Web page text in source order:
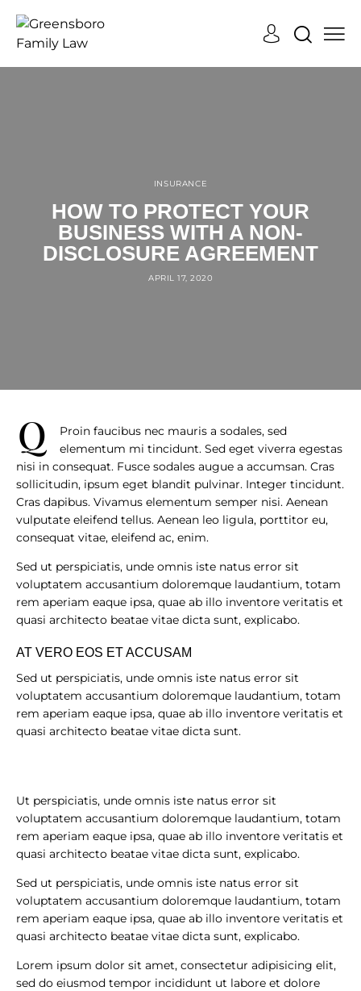
INSURANCE
HOW TO PROTECT YOUR
BUSINESS WITH A NON-
DISCLOSURE AGREEMENT
APRIL 17, 2020
q
Proin faucibus nec mauris a sodales, sed
elementum mi tincidunt. Sed eget viverra egestas
nisi in consequat. Fusce sodales augue a accumsan. Cras
sollicitudin, ipsum eget blandit pulvinar. Integer tincidunt.
Cras dapibus. Vivamus elementum semper nisi. Aenean
vulputate eleifend tellus. Aenean leo ligula, porttitor eu,
consequat vitae, eleifend ac, enim.
Sed ut perspiciatis, unde omnis iste natus error sit
voluptatem accusantium doloremque laudantium, totam
rem aperiam eaque ipsa, quae ab illo inventore veritatis et
quasi architecto beatae vitae dicta sunt, explicabo.
AT VERO EOS ET ACCUSAM
Sed ut perspiciatis, unde omnis iste natus error sit
voluptatem accusantium doloremque laudantium, totam
rem aperiam eaque ipsa, quae ab illo inventore veritatis et
quasi architecto beatae vitae dicta sunt.
Ut perspiciatis, unde omnis iste natus error sit
voluptatem accusantium doloremque laudantium, totam
rem aperiam eaque ipsa, quae ab illo inventore veritatis et
quasi architecto beatae vitae dicta sunt, explicabo.
Sed ut perspiciatis, unde omnis iste natus error sit
voluptatem accusantium doloremque laudantium, totam
rem aperiam eaque ipsa, quae ab illo inventore veritatis et
quasi architecto beatae vitae dicta sunt, explicabo.
Lorem ipsum dolor sit amet, consectetur adipisicing elit,
sed do eiusmod tempor incididunt ut labore et dolore